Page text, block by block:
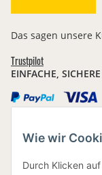
Wie wir
Durch Klicken
Das sagen unsere
Trustpilot
EINFACHE,